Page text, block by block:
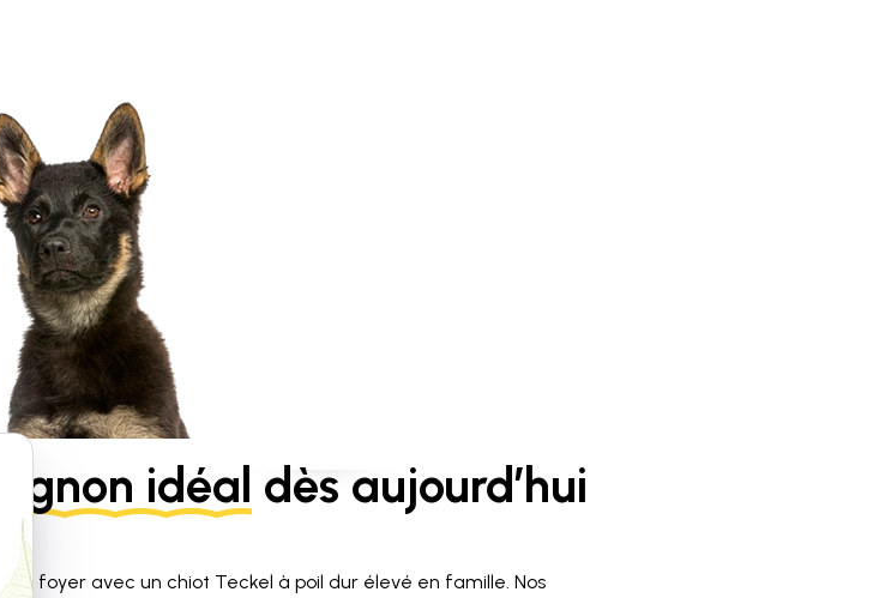
idéal dès aujourd’hui
foyer avec un chiot Teckel à poil dur élevé en famille. Nos